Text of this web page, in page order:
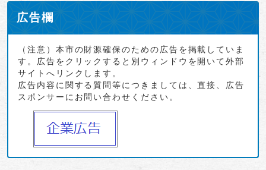
広告欄
（注意）本市の財源確保のための広告を掲載していま
す。広告をクリックすると別ウィンドウを開いて外部
サイトへリンクします。
広告内容に関する質問等につきましては、直接、広告
スポンサーにお問い合わせください。